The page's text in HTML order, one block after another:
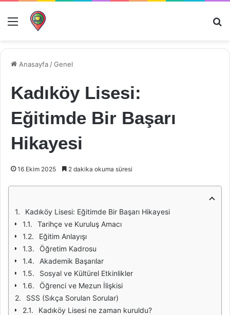
Menü
Anasayfa /Genel
Kadıköy Lisesi:
Eğitimde Bir Başarı
Hikayesi
16 Ekim 2025 2 dakika okuma süresi
Kadıköy Lisesi: Eğitimde Bir Başarı Hikayesi
Tarihçe ve Kuruluş Amacı
Eğitim Anlayışı
Öğretim Kadrosu
Akademik Başarılar
Sosyal ve Kültürel Etkinlikler
Öğrenci ve Mezun İlişkisi
SSS (Sıkça Sorulan Sorular)
Kadıköy Lisesi ne zaman kuruldu?